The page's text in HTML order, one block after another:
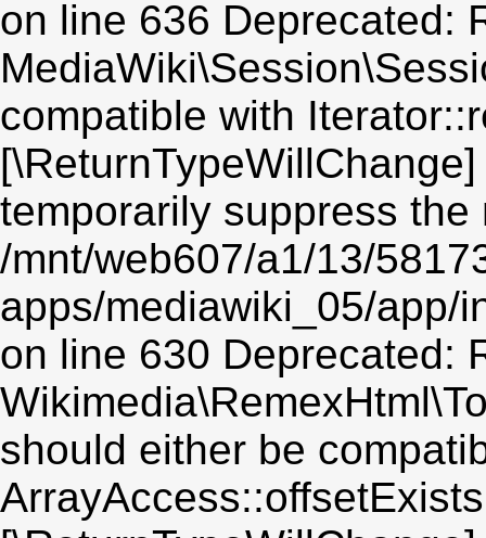
on line 636 Deprecated:
compatible with
temporarily suppress the
/mnt/web607/a1/13/
apps/mediawiki_05/app/
on line 630 Deprecated:
should either be